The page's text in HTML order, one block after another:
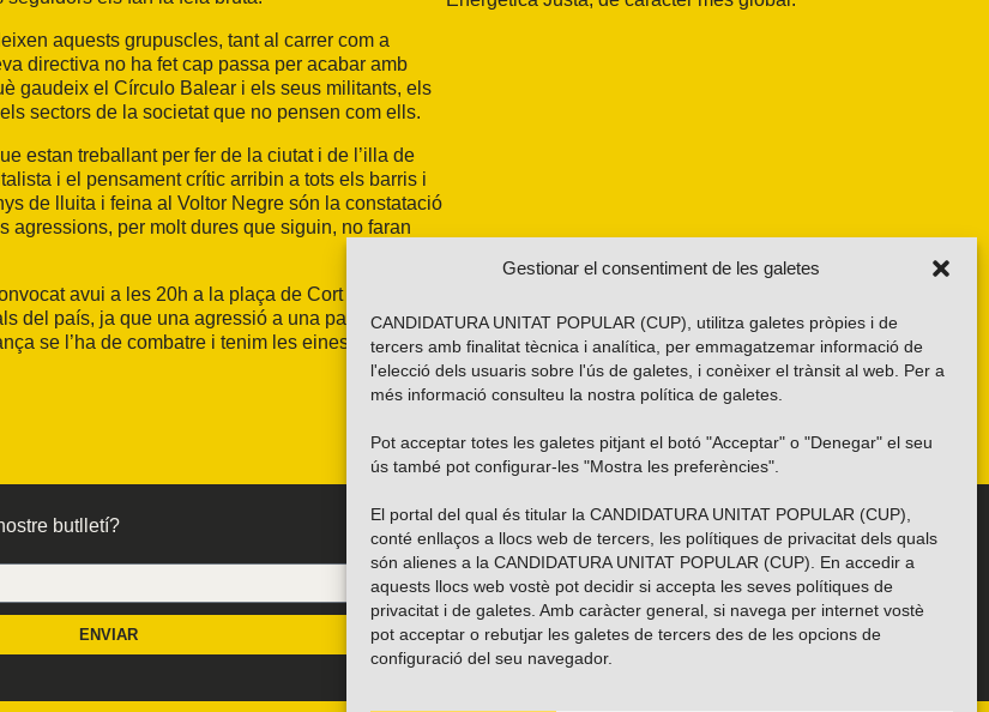
Gestionar el consentiment de les galetes
CANDIDATURA UNITAT POPULAR (CUP), utilitza galetes pròpies i de
tercers amb finalitat tècnica i analítica, per emmagatzemar informació de
l'elecció dels usuaris sobre l'ús de galetes, i conèixer el trànsit al web. Per a
més informació consulteu la nostra política de galetes
Pot acceptar totes les galetes pitjant el botó "Acceptar" o "Denegar" el seu
ús també pot configurar-les "Mostra les preferències".
El portal del qual és titular la CANDIDATURA UNITAT POPULAR (CUP),
conté enllaços a llocs web de tercers, les polítiques de privacitat dels quals
són alienes a la CANDIDATURA UNITAT POPULAR (CUP). En accedir a
aquests llocs web vostè pot decidir si accepta les seves polítiques de
privacitat i de galetes. Amb caràcter general, si navega per internet vostè
pot acceptar o rebutjar les galetes de tercers des de les opcions de
configuració del seu navegador.
aquests grupuscles, tant al carrer com a
directiva no ha fet cap passa per acabar amb
gaudeix el Círculo Balear i els seus militants, els
sectors de la societat que no pensen com ells.
estan treballant per fer de la ciutat i de l’illa de
i el pensament crític arribin a tots els barris i
de lluita i feina al Voltor Negre són la constatació
per molt dures que siguin, no faran
avui a les 20h a la plaça de Cort de Palma
del país, ja que una agressió a una part del
se l’ha de combatre i tenim les eines i els
butlletí?
ENVIAR
Troba’ns a les xarxes socials